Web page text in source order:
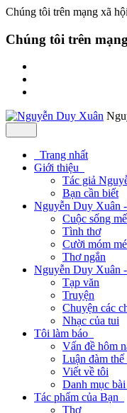
Chúng tôi trên mạng xã hội
Chúng tôi trên
Trang nhất
Giới thiệu
Tác giả
Bạn cần biết
Nguyễn Duy Xuân
Cuộc sống
Tình thơ
Cười móm
Thơ ngắn
Nguyễn Duy Xuân
Tạp văn
Truyện
Chuyện các
Nhạc của tui
Tôi làm báo
Vấn đề hôm
Luận đàm thế
Viết về tôi
Danh mục
Tác phẩm của Bạn
Thơ